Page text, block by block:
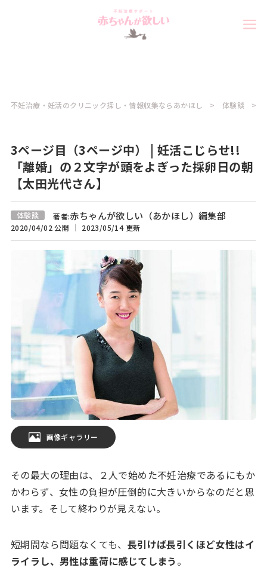
不妊治療・妊活のクリニック探し・情報収集ならあかほし 体験談
3ページ目（3ページ中） | 妊活こじらせ!!
「離婚」の２文字が頭をよぎった採卵日の朝
【太田光代さん】
体験談 著者:赤ちゃんが欲しい（あかほし）編集部
2020/04/02 公開 2023/05/14 更新
画像ギャラリー
その最大の理由は、２人で始めた不妊治療であるにもか
かわらず、女性の負担が圧倒的に大きいからなのだと思
います。そして終わりが見えない。
短期間なら問題なくても、 長引けば長引くほど女性はイ
ライラし、男性は重荷に感じてしまう 。